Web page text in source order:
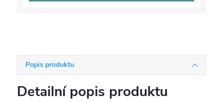
Popis produktu
Detailní popis produktu